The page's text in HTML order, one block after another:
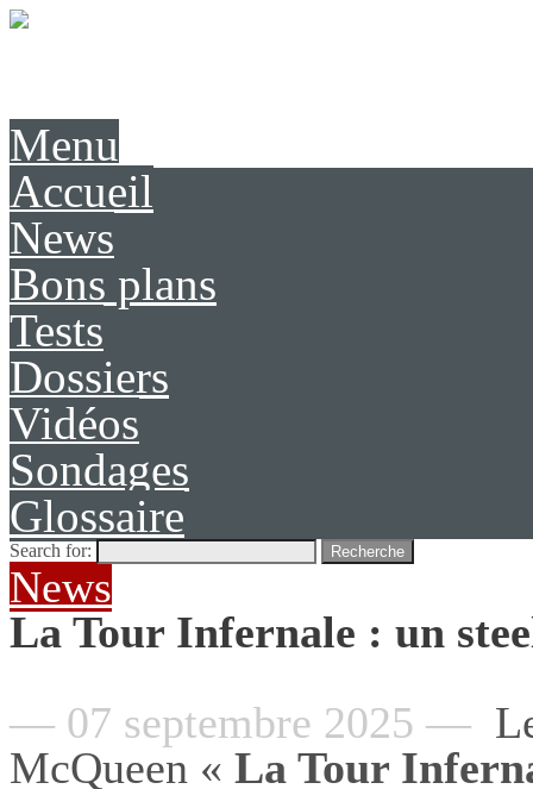
Menu
Accueil
News
Bons plans
Tests
Dossiers
Vidéos
Sondages
Glossaire
Search for: Recherche
News
La Tour Infernale : un
— 07 septembre 2025 —
McQueen « La Tour